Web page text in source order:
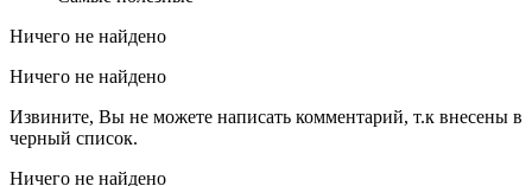
Ничего не найдено
Ничего не найдено
Извините, Вы не можете написать комментарий, т.к внесены в
черный список.
Ничего не найдено